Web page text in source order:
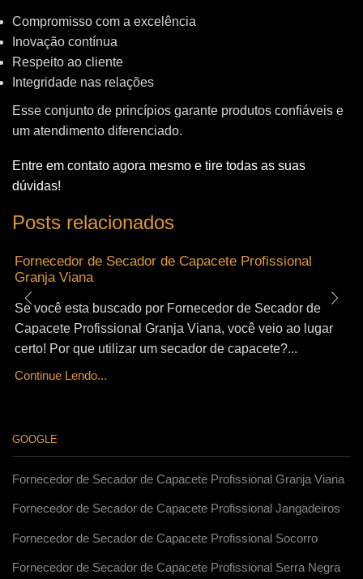
Compromisso com a excelência
Inovação contínua
Respeito ao cliente
Integridade nas relações
Esse conjunto de princípios garante produtos confiáveis e
um atendimento diferenciado.
Entre em contato agora mesmo e tire todas as suas
dúvidas!
Posts relacionados
Fornecedor de Secador de Capacete Profissional
Granja Viana
Se você esta buscado por Fornecedor de Secador de
Capacete Profissional Granja Viana, você veio ao lugar
certo! Por que utilizar um secador de capacete?...
Continue Lendo...
GOOGLE
Fornecedor de Secador de Capacete Profissional Granja Viana
Fornecedor de Secador de Capacete Profissional Jangadeiros
Fornecedor de Secador de Capacete Profissional Socorro
Fornecedor de Secador de Capacete Profissional Serra Negra